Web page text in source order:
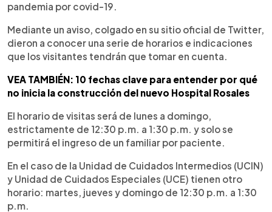
pandemia por covid-19.
Mediante un aviso, colgado en su sitio oficial de Twitter,
dieron a conocer una serie de horarios e indicaciones
que los visitantes tendrán que tomar en cuenta.
VEA TAMBIÉN: 10 fechas clave para entender por qué
no inicia la construcción del nuevo Hospital Rosales
El horario de visitas será de lunes a domingo,
estrictamente de 12:30 p.m. a 1:30 p.m. y solo se
permitirá el ingreso de un familiar por paciente.
En el caso de la Unidad de Cuidados Intermedios (UCIN)
y Unidad de Cuidados Especiales (UCE) tienen otro
horario: martes, jueves y domingo de 12:30 p.m. a 1:30
p.m.